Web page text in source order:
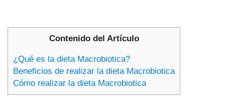
Contenido del Artículo
¿Qué es la dieta Macrobiotica?
Beneficios de realizar la dieta Macrobiotica
Cómo realizar la dieta Macrobiotica